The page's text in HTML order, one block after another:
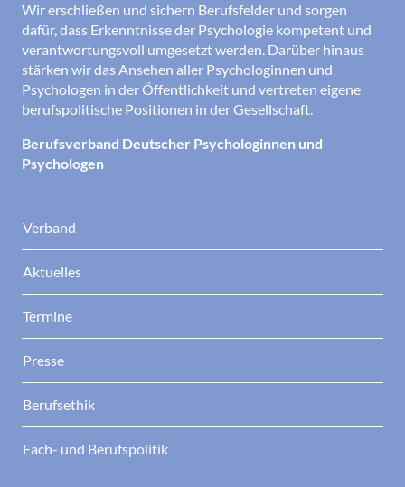
Wir erschließen und sichern Berufsfelder und sorgen
dafür, dass Erkenntnisse der Psychologie kompetent und
verantwortungsvoll umgesetzt werden. Darüber hinaus
stärken wir das Ansehen aller Psychologinnen und
Psychologen in der Öffentlichkeit und vertreten eigene
berufspolitische Positionen in der Gesellschaft.
Berufsverband Deutscher Psychologinnen und
Psychologen
Verband
Aktuelles
Termine
Presse
Berufsethik
Fach- und Berufspolitik